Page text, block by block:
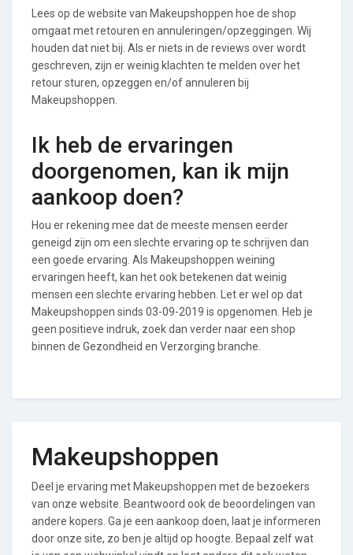
Lees op de website van Makeupshoppen hoe de shop
omgaat met retouren en annuleringen/opzeggingen. Wij
houden dat niet bij. Als er niets in de reviews over wordt
geschreven, zijn er weinig klachten te melden over het
retour sturen, opzeggen en/of annuleren bij
Makeupshoppen.
Ik heb de ervaringen
doorgenomen, kan ik mijn
aankoop doen?
Hou er rekening mee dat de meeste mensen eerder
geneigd zijn om een slechte ervaring op te schrijven dan
een goede ervaring. Als Makeupshoppen weining
ervaringen heeft, kan het ook betekenen dat weinig
mensen een slechte ervaring hebben. Let er wel op dat
Makeupshoppen sinds 03-09-2019 is opgenomen. Heb je
geen positieve indruk, zoek dan verder naar een shop
binnen de Gezondheid en Verzorging branche.
Makeupshoppen
Deel je ervaring met Makeupshoppen met de bezoekers
van onze website. Beantwoord ook de beoordelingen van
andere kopers. Ga je een aankoop doen, laat je informeren
door onze site, zo ben je altijd op hoogte. Bepaal zelf wat